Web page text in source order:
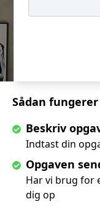
Sådan
Beskriv
Indtast din
Opgaven
Har vi brug for
dig op